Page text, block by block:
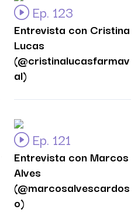
Ep. 123
Entrevista con Cristina
Lucas
(@cristinalucasfarmav
al)
Ep. 121
Entrevista con Marcos
Alves
(@marcosalvescardos
o)